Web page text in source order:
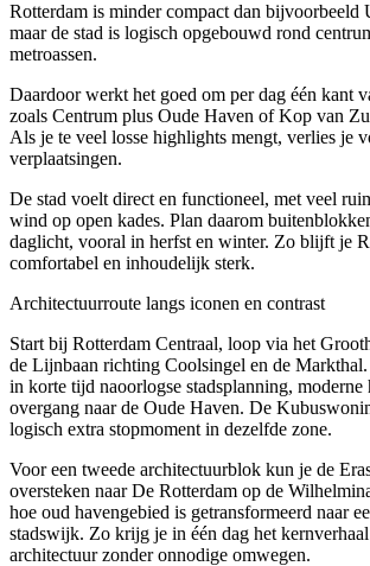
Rotterdam is minder compact dan bijvoorbeeld
maar de stad is logisch opgebouwd rond
metroassen.
Daardoor werkt het goed om per dag één kant
zoals Centrum plus Oude Haven of Kop van
Als je te veel losse highlights mengt, verlies je
verplaatsingen.
De stad voelt direct en functioneel, met veel
wind op open kades. Plan daarom
daglicht, vooral in herfst en winter. Zo blijft je
comfortabel en inhoudelijk sterk.
Architectuurroute langs iconen en contrast
Start bij Rotterdam Centraal, loop via het
de Lijnbaan richting Coolsingel en de
in korte tijd naoorlogse stadsplanning, moderne
overgang naar de Oude Haven. De
logisch extra stopmoment in dezelfde zone.
Voor een tweede architectuurblok kun je de
oversteken naar De Rotterdam op de
hoe oud havengebied is getransformeerd naar
stadswijk. Zo krijg je in één dag het
architectuur zonder onnodige omwegen.